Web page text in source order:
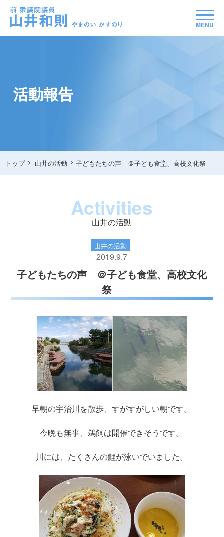
MENU
活動報告
トップ 山井の活動 子どもたちの声 ＠子ども食堂、高校文化祭
Activities
山井の活動
山井の活動
2019.9.7
子どもたちの声 ＠子ども食堂、高校文化
祭
早朝の宇治川を散歩、すがすがしい朝です。
今晩も無事、鵜飼は開催できそうです。
川には、たくさんの鯉が泳いでいました。